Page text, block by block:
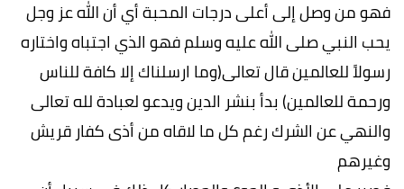
‏فهو من وصل إلى أعلى درجات المحبة أي أن الله عز وجل
‏يحب النبي صلى الله عليه وسلم فهو ‏الذي اجتباه واختاره
رسولاََ للعالمين ‏قال تعالى(‏وما ارسلناك إلا كافة للناس
ورحمة للعالمين) ‏بدأ بنشر الدين ‏ويدعو لعبادة لله تعالى
والنهي عن الشرك‏ رغم كل ما لاقاه من ‏أذى كفار قريش
وغيرهم